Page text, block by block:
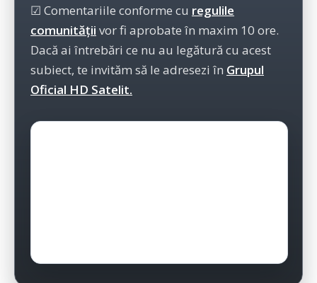
☑ Comentariile conforme cu regulile
comunității vor fi aprobate în maxim 10 ore.
Dacă ai întrebări ce nu au legătură cu acest
subiect, te invităm să le adresezi în Grupul
Oficial HD Satelit.